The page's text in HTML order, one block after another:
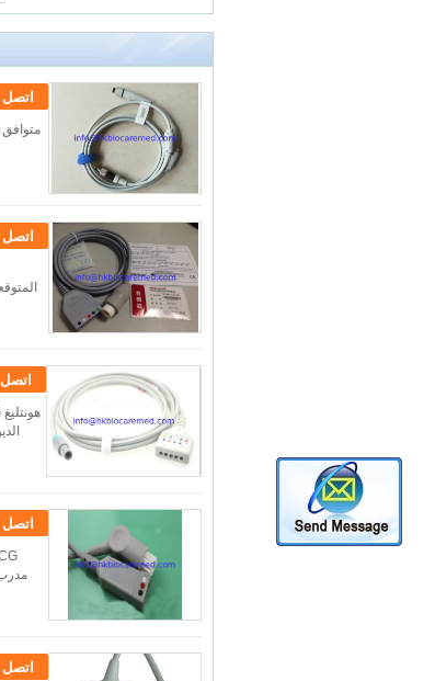
اتصل
اتصل
اتصل
اتصل
اتصل